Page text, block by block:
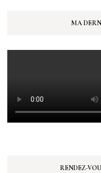
MA
RENDEZ-